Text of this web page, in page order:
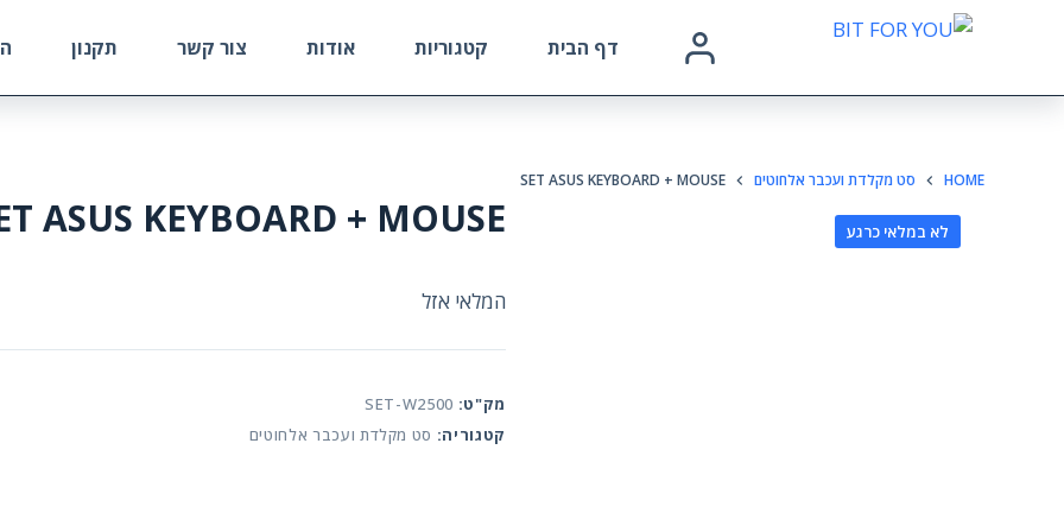
דף הבית קטגוריות אודות צור קשר תקנון
HOME סט מקלדת ועכבר אלחוטים SET ASUS KEYBOARD + MOUSE
לא במלאי כרגע ASUS KEYBOARD + MOUSE
המלאי אזל
מק"ט: SET-W2500
קטגוריה: סט מקלדת ועכבר אלחוטים